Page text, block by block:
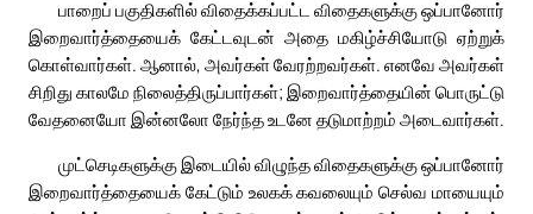
பாறைப் பகுதிகளில் விதைக்கப்பட்ட விதைகளுக்கு ஒப்பானோர்
இறைவார்த்தையைக் கேட்டவுடன் அதை மகிழ்ச்சியோடு ஏற்றுக்
கொள்வார்கள். ஆனால், அவர்கள் வேரற்றவர்கள். எனவே அவர்கள்
சிறிது காலமே நிலைத்திருப்பார்கள்; இறைவார்த்தையின் பொருட்டு
வேதனையோ இன்னலோ நேர்ந்த உடனே தடுமாற்றம் அடைவார்கள்.
முட்செடிகளுக்கு இடையில் விழுந்த விதைகளுக்கு ஒப்பானோர்
இறைவார்த்தையைக் கேட்டும் உலகக் கவலையும் செல்வ மாயையும்